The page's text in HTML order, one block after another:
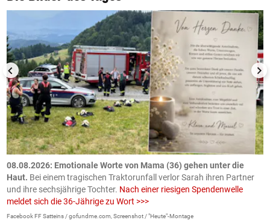
08.08.2026: Emotionale Worte von Mama (36) gehen unter die
Haut. Bei einem tragischen Traktorunfall verlor Sarah ihren Partner
und ihre sechsjährige Tochter. Nach einer riesigen Spendenwelle
meldet sich die 36-Jährige zu Wort >>>
Facebook FF Satteins / gofundme.com, Screenshot / "Heute"-Montage